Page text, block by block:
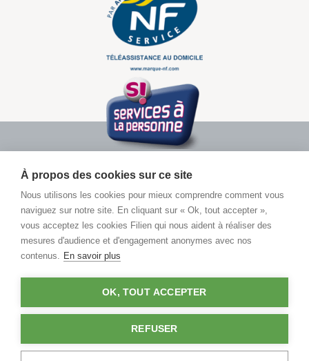
À propos des cookies sur ce site
Nous utilisons les cookies pour mieux comprendre comment vous
naviguez sur notre site. En cliquant sur « Ok, tout accepter »,
vous acceptez les cookies Filien qui nous aident à réaliser des
mesures d'audience et d'engagement anonymes avec nos
contenus. En savoir plus
OK, TOUT ACCEPTER
REFUSER
Pour toute demande d’informations
Contactez un conseiller
03 29 86 77 77
Coût d'un appel local en France métropolitaine